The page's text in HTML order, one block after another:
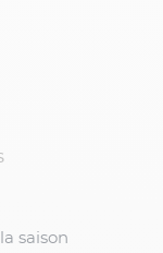
saison